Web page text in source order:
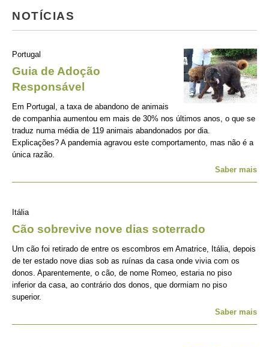
NOTÍCIAS
Portugal
Guia de Adoção
Responsável
Em Portugal, a taxa de abandono de animais
de companhia aumentou em mais de 30% nos últimos anos, o que se
traduz numa média de 119 animais abandonados por dia.
Explicações? A pandemia agravou este comportamento, mas não é a
única razão.
Saber mais
Itália
Cão sobrevive nove dias soterrado
Um cão foi retirado de entre os escombros em Amatrice, Itália, depois
de ter estado nove dias sob as ruínas da casa onde vivia com os
donos. Aparentemente, o cão, de nome Romeo, estaria no piso
inferior da casa, ao contrário dos donos, que dormiam no piso
superior.
Saber mais